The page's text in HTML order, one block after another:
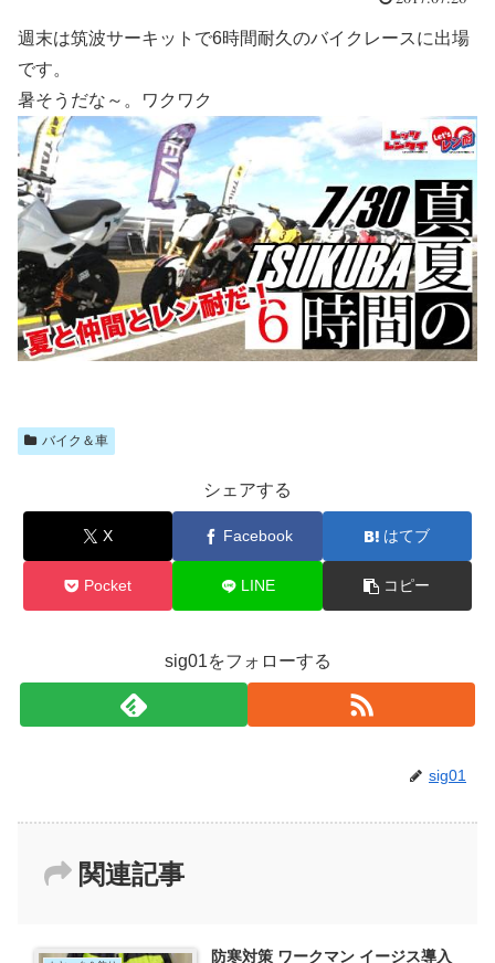
週末は筑波サーキットで6時間耐久のバイクレースに出場
です。
暑そうだな～。ワクワク
バイク＆車
シェアする
X Facebook はてブ
Pocket LINE コピー
sig01をフォローする
sig01
関連記事
防寒対策 ワークマン イージス導入